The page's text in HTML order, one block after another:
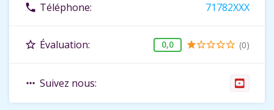
phone Téléphone: 71782XXX
star_border Évaluation: 0,0 starstar_borderstar_borderstar_borderstar_border (0)
more_horiz Suivez nous: